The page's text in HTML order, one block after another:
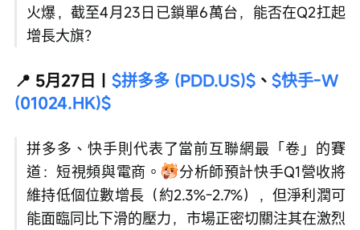
火爆，截至4月23日已鎖單6萬台，能否在Q2扛起
增長大旗？
📍 5月27日｜ $拼多多 (PDD.US)$ 、 $快手-W
(01024.HK)$
拼多多、快手則代表了當前互聯網最「卷」的賽
道：短視頻與電商。
分析師預計快手Q1營收將
維持低個位數增長（約2.3%-2.7%），但淨利潤可
能面臨同比下滑的壓力，市場正密切關注其在激烈